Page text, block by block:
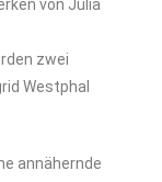
von Julia
zwei
Westphal
annähernde